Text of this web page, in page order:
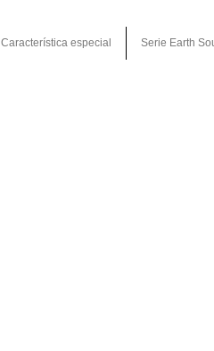
Característica especial Serie Earth